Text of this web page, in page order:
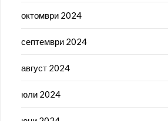
октомври 2024
септември 2024
август 2024
юли 2024